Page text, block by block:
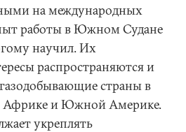
на международных
работы в Южном Судане
научил. Их
распространяются и
страны в
Африке и Южной Америке.
укреплять